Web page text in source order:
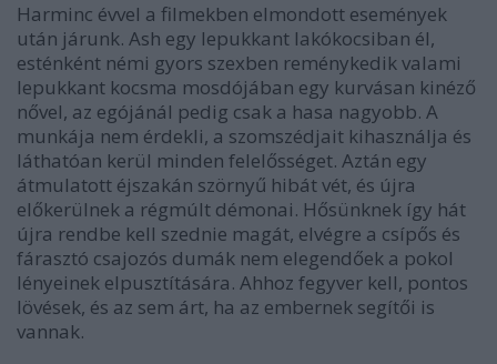
Harminc évvel a filmekben elmondott események
után járunk. Ash egy lepukkant lakókocsiban él,
esténként némi gyors szexben reménykedik valami
lepukkant kocsma mosdójában egy kurvásan kinéző
nővel, az egójánál pedig csak a hasa nagyobb. A
munkája nem érdekli, a szomszédjait kihasználja és
láthatóan kerül minden felelősséget. Aztán egy
átmulatott éjszakán szörnyű hibát vét, és újra
előkerülnek a régmúlt démonai. Hősünknek így hát
újra rendbe kell szednie magát, elvégre a csípős és
fárasztó csajozós dumák nem elegendőek a pokol
lényeinek elpusztítására. Ahhoz fegyver kell, pontos
lövések, és az sem árt, ha az embernek segítői is
vannak.